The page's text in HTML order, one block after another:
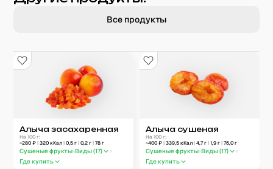
Все продукты
Алыча засахаренная
На 100 г:
~280 ₽| 320 кКал| 0,5 г| 0,2 г| 78 г
Сушеные фрукты Виды (17)
Где купить
Алыча сушеная
На 100 г:
~400 ₽ | 339,5 кКал | 4,7г | 1,9 г | 76,0 г
Сушеные фрукты Виды (17)
Где купить